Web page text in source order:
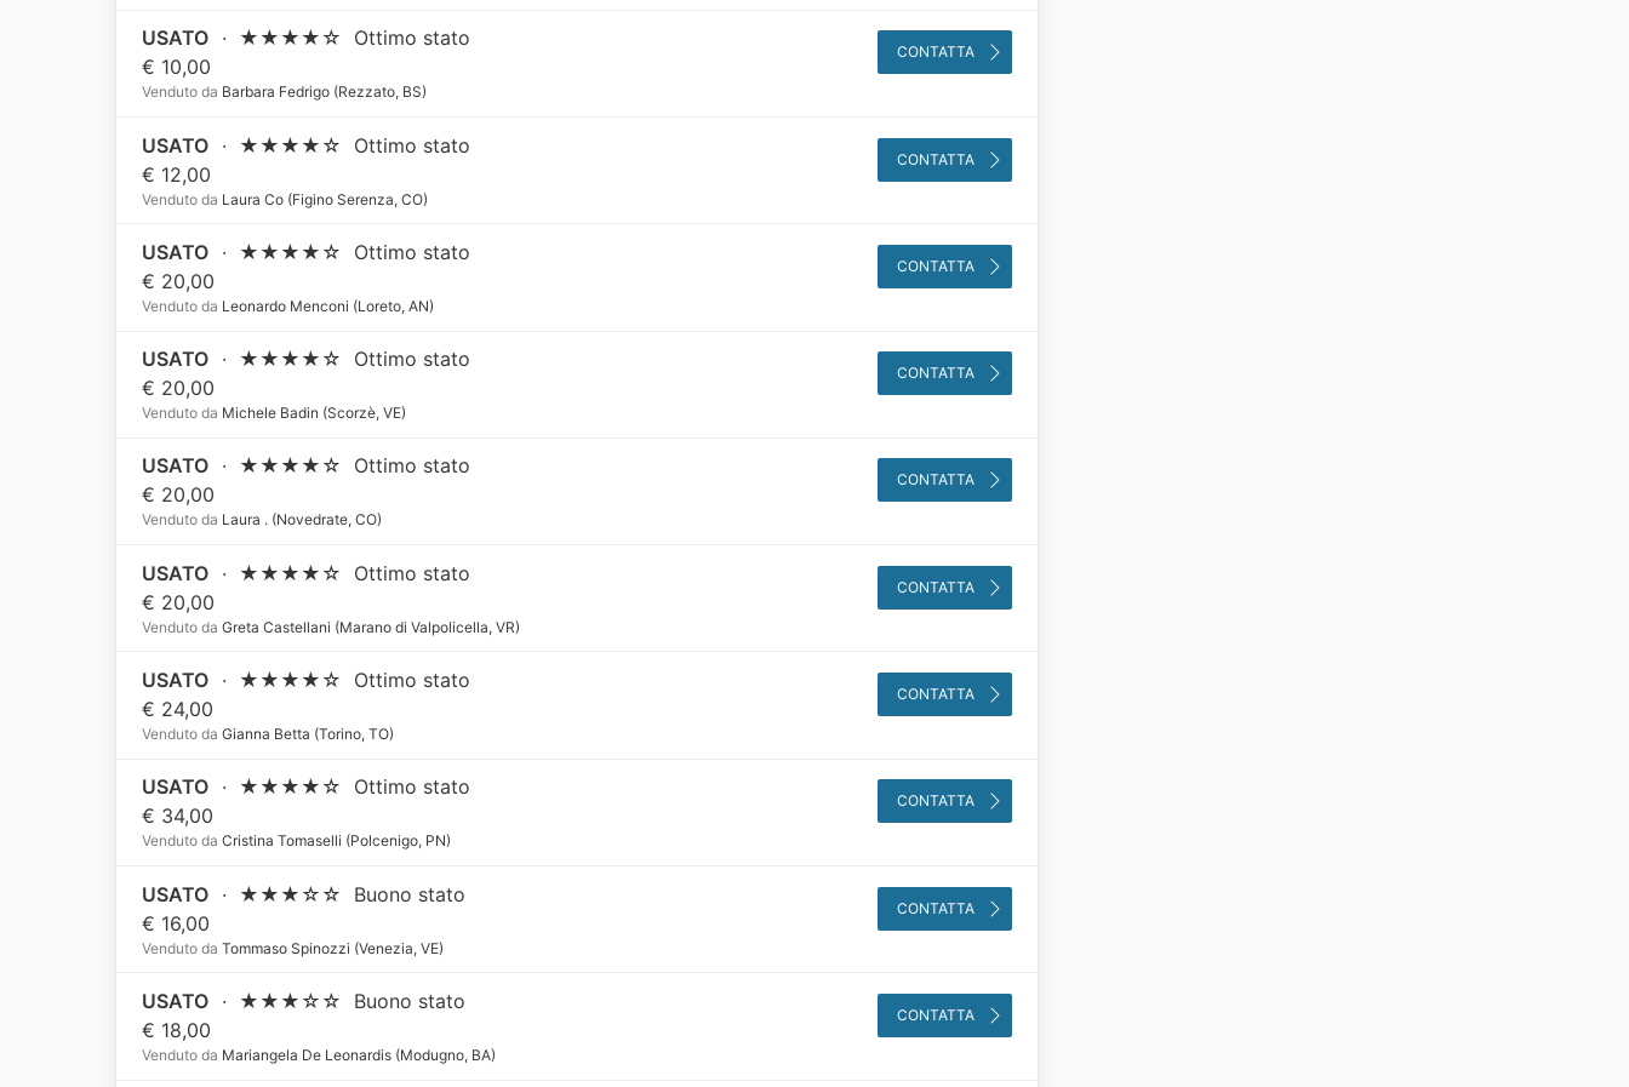
USATO · ★★★★☆
Ottimo stato
€ 10,00
Venduto da Barbara Fedrigo (Rezzato, BS)
CONTATTA
USATO · ★★★★☆
Ottimo stato
€ 12,00
Venduto da Laura Co (Figino Serenza, CO)
CONTATTA
USATO · ★★★★☆
Ottimo stato
€ 20,00
Venduto da Leonardo Menconi (Loreto, AN)
CONTATTA
USATO · ★★★★☆
Ottimo stato
€ 20,00
Venduto da Michele Badin (Scorzè, VE)
CONTATTA
USATO · ★★★★☆
Ottimo stato
€ 20,00
Venduto da Laura . (Novedrate, CO)
CONTATTA
USATO · ★★★★☆
Ottimo stato
€ 20,00
Venduto da Greta Castellani (Marano di Valpolicella, VR)
CONTATTA
USATO · ★★★★☆
Ottimo stato
€ 24,00
Venduto da Gianna Betta (Torino, TO)
CONTATTA
USATO · ★★★★☆
Ottimo stato
€ 34,00
Venduto da Cristina Tomaselli (Polcenigo, PN)
CONTATTA
USATO · ★★★☆☆
Buono stato
€ 16,00
Venduto da Tommaso Spinozzi (Venezia, VE)
CONTATTA
USATO · ★★★☆☆
Buono stato
€ 18,00
Venduto da Mariangela De Leonardis (Modugno, BA)
CONTATTA